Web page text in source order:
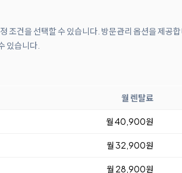
건을 선택할 수 있습니다. 방문관리 옵션을 제공
있습니다.
월 렌탈료
월 40,900원
월 32,900원
월 28,900원